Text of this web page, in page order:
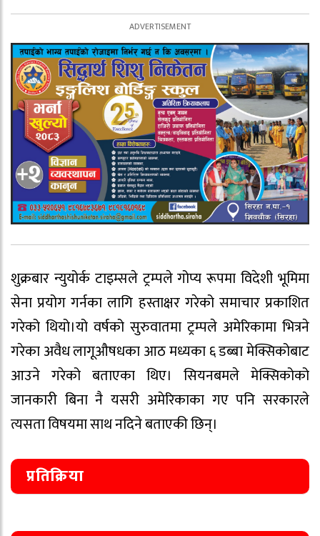
शुक्रबार न्युयोर्क टाइम्सले ट्रम्पले गोप्य रूपमा विदेशी भूमिमा
सेना प्रयोग गर्नका लागि हस्ताक्षर गरेको समाचार प्रकाशित
गरेको थियो।यो वर्षको सुरुवातमा ट्रम्पले अमेरिकामा भित्रने
गरेका अवैध लागूऔषधका आठ मध्यका ६ डब्बा मेक्सिकोबाट
आउने गरेको बताएका थिए। सियनबमले मेक्सिकोको
जानकारी बिना नै यसरी अमेरिकाका गए पनि सरकारले
त्यसता विषयमा साथ नदिने बताएकी छिन्।
प्रतिक्रिया